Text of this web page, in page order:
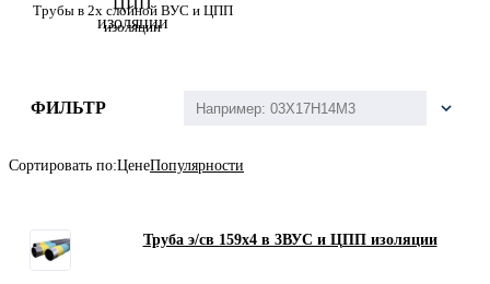
Трубы в 2х слойной ВУС и ЦПП
изоляции
ФИЛЬТР
Сортировать по:ЦенеПопулярности
Труба э/св 159х4 в 3ВУС и ЦПП изоляции